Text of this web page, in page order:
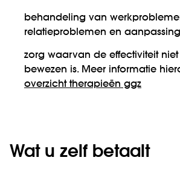
behandeling van
relatieproblemen en
zorg waarvan de effectiviteit
bewezen is. Meer informatie
overzicht therapieën ggz
Wat u zelf betaalt